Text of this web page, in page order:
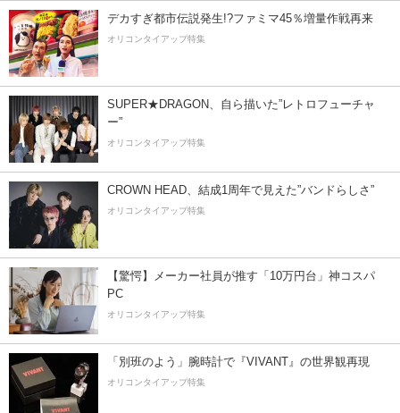
デカすぎ都市伝説発生!?ファミマ45％増量作戦再来
オリコンタイアップ特集
SUPER★DRAGON、自ら描いた”レトロフューチャ
ー”
オリコンタイアップ特集
CROWN HEAD、結成1周年で見えた”バンドらしさ”
オリコンタイアップ特集
【驚愕】メーカー社員が推す「10万円台」神コスパ
PC
オリコンタイアップ特集
「別班のよう」腕時計で『VIVANT』の世界観再現
オリコンタイアップ特集